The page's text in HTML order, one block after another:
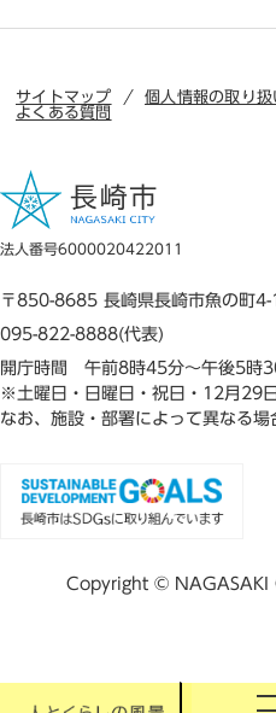
サイトマップ 個人情報の取り扱
よくある質問
法人番号6000020422011
〒850-8685 長崎県長崎市魚の町4-1
095-822-8888(代表)
開庁時間 午前8時45分～午後5時
※土曜日・日曜日・祝日・12月29
なお、施設・部署によって異なる場
Copyright © NAGASAKI